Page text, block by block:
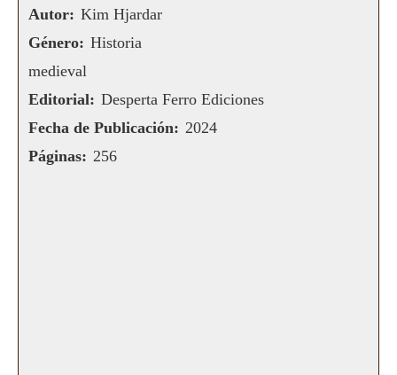
Autor: Kim Hjardar
Género: Historia
medieval
Editorial: Desperta Ferro Ediciones
Fecha de Publicación: 2024
Páginas: 256